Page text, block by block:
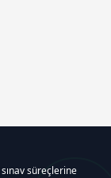
süreçlerine